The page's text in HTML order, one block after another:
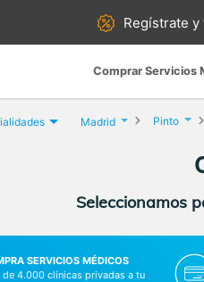
Regístrate y
Comprar Servicios
Madrid Pinto
Seleccionamos
SERVICIOS MÉDICOS
de 4.000 clínicas privadas a tu